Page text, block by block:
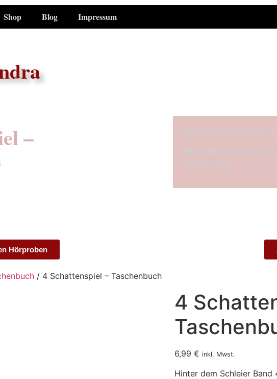
Shop Blog Impressum
–
Hörproben
Willkommen in meinem
Danke dass sie mich als
meinem Shop.
/ 4 Schattenspiel – Taschenbuch
4
6,99 € inkl. Mwst.
Hinter dem Schleier Band